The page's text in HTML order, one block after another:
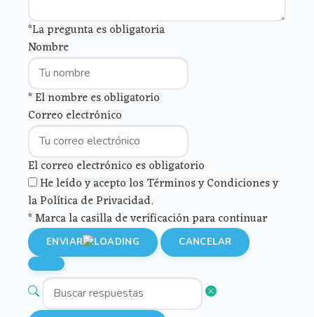
*La pregunta es obligatoria
Nombre
* El nombre es obligatorio
Correo electrónico
El correo electrónico es obligatorio
He leído y acepto los Términos y Condiciones y
la Política de Privacidad.
* Marca la casilla de verificación para continuar
ENVIAR CANCELAR